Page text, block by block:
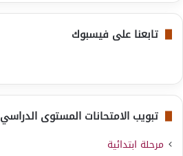
تابعنا على فيسبوك
تبويب الامتحانات المستوى الدراسي
مرحلة ابتدائية